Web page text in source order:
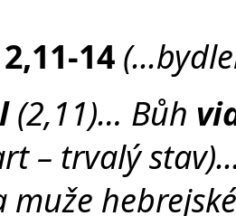
14
(2,11)… Bůh
– trvalý
muže